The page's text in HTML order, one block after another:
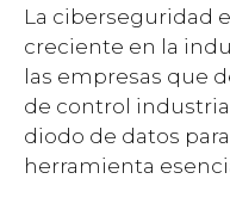
La ciberseguridad
creciente en la
las empresas que
de control
diodo de datos
herramienta